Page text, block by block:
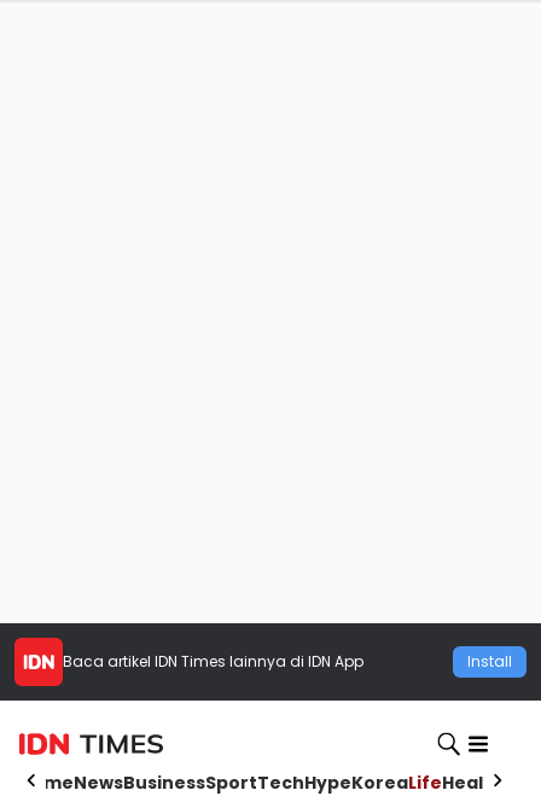
Baca artikel IDN Times lainnya di IDN App Install
HomeNewsBusinessSportTechHypeKoreaLifeHealth